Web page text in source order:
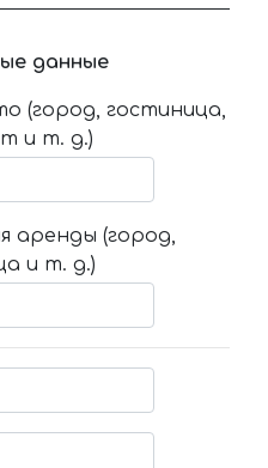
данные
(город, гостиница,
и т. д.)
аренды (город,
и т. д.)